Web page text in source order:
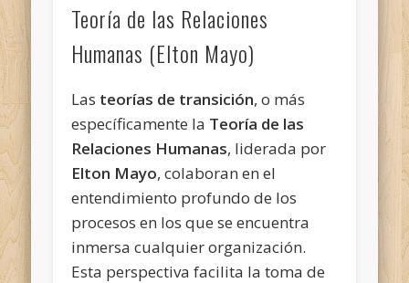
Teoría de las Relaciones
Humanas (Elton Mayo)
Las teorías de transición, o más
específicamente la Teoría de las
Relaciones Humanas, liderada por
Elton Mayo, colaboran en el
entendimiento profundo de los
procesos en los que se encuentra
inmersa cualquier organización.
Esta perspectiva facilita la toma de